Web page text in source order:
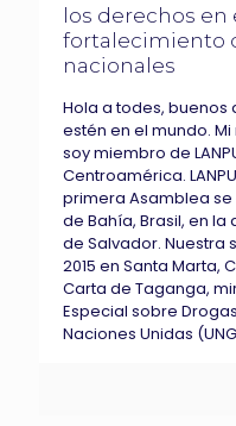
los derechos en
fortalecimiento
nacionales
Hola a todes, buenos
estén en el mundo.
soy miembro de
Centroamérica.
primera Asamblea se
de Bahía, Brasil, en
de Salvador. Nuestra
2015 en Santa Marta,
Carta de Taganga,
Especial sobre
Naciones Unidas